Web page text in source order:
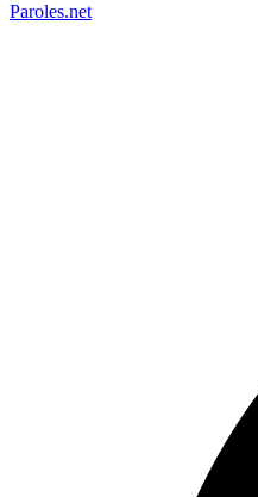
Paroles.net